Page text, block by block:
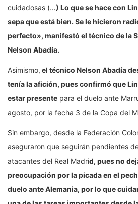
cuidadosas (…) Lo que se hace con
sepa que está bien. Se le hicieron
perfecto», manifestó el técnico de la
Nelson Abadía.
Asimismo, el técnico Nelson Abadía
tenía la afición, pues confirmó que
estar presente para el duelo ante
agosto, por la fecha 3 de la Copa del
Sin embargo, desde la Federación
aseguraron que seguirán pendientes
atacantes del Real Madrid, pues no
preocupación por la picada en el
duelo ante Alemania, por lo que